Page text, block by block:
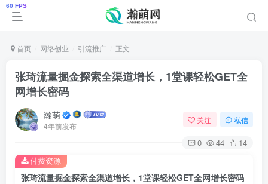
首页 网络创业 引流推广 正文
张琦流量掘金探索全渠道增长，1堂课轻松GET全
网增长密码
瀚萌
4年前发布
关注 私信
0 44 14
张琦流量掘金探索全渠道增长，1堂课轻松GET全网增长密码
付费资源